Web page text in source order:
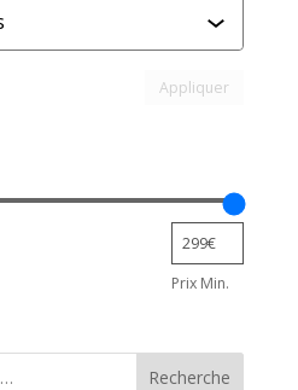
Appliquer
Prix Min.
Recherche